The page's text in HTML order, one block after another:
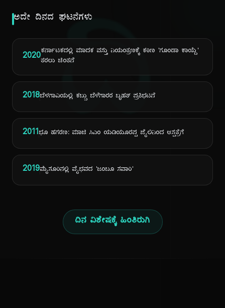
ದಿ
ಅದೇ ದಿನದ ಘಟನೆಗಳು
2020ಕರ್ನಾಟಕದಲ್ಲಿ ಮಾದಕ ವಸ್ತು ನಿಯಂತ್ರಣಕ್ಕೆ ಕಠಿಣ 'ಗೂಂಡಾ ಕಾಯ್ದೆ'
ತರಲು ಚಿಂತನೆ
2018ಬೆಳಗಾವಿಯಲ್ಲಿ ಕಬ್ಬು ಬೆಳೆಗಾರರ ಬೃಹತ್ ಪ್ರತಿಭಟನೆ
2011ಭೂ ಹಗರಣ: ಮಾಜಿ ಸಿಎಂ ಯಡಿಯೂರಪ್ಪ ಜೈಲಿನಿಂದ ಆಸ್ಪತ್ರೆಗೆ
2019ಮೈಸೂರಿನಲ್ಲಿ ವೈಭವದ 'ಜಂಬೂ ಸವಾರಿ'
ದಿನ ವಿಶೇಷಕ್ಕೆ ಹಿಂತಿರುಗಿ